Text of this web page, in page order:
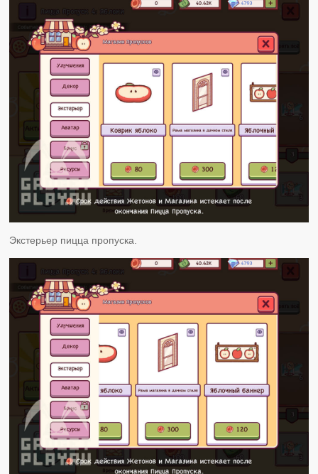
Экстерьер пицца пропуска.